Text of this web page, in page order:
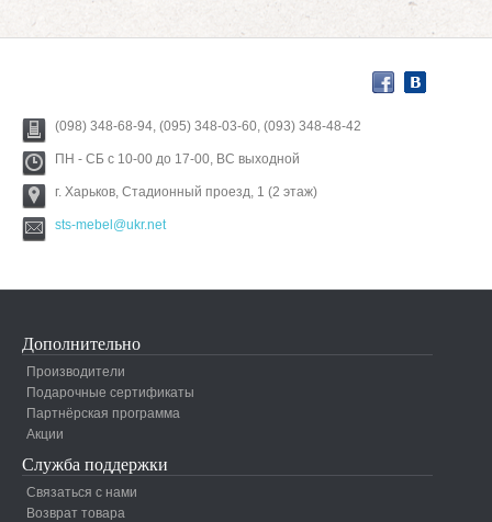
(098) 348-68-94, (095) 348-03-60, (093) 348-48-42
ПН - СБ с 10-00 до 17-00, ВС выходной
г. Харьков, Стадионный проезд, 1 (2 этаж)
sts-mebel@ukr.net
Дополнительно
Производители
Подарочные сертификаты
Партнёрская программа
Акции
Служба поддержки
Связаться с нами
Возврат товара